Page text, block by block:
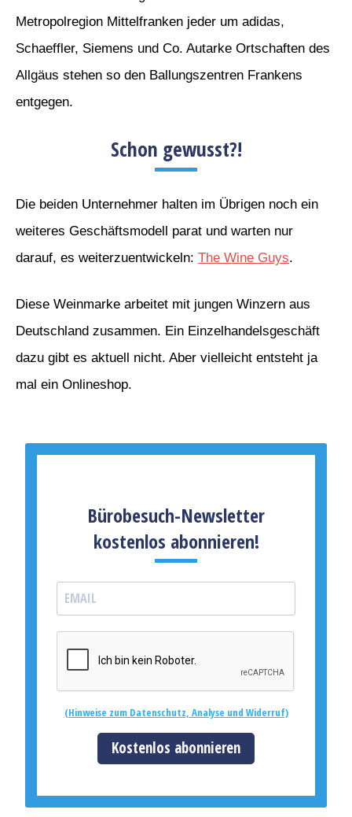
Metropolregion Mittelfranken jeder um adidas,
Schaeffler, Siemens und Co. Autarke Ortschaften des
Allgäus stehen so den Ballungszentren Frankens
entgegen.
Schon gewusst?!
Die beiden Unternehmer halten im Übrigen noch ein
weiteres Geschäftsmodell parat und warten nur
darauf, es weiterzuentwickeln: The Wine Guys.
Diese Weinmarke arbeitet mit jungen Winzern aus
Deutschland zusammen. Ein Einzelhandelsgeschäft
dazu gibt es aktuell nicht. Aber vielleicht entsteht ja
mal ein Onlineshop.
Bürobesuch-Newsletter
kostenlos abonnieren!
(Hinweise zum Datenschutz, Analyse und Widerruf)
Kostenlos abonnieren